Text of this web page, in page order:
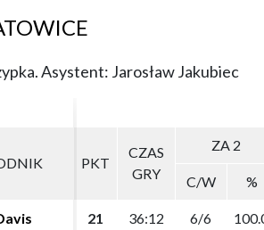
Asystent: Jarosław Jakubiec
PKT
CZAS
GRY
ZA 2
C/W %
21 36:12 6/6
PKT
CZAS
GRY
ZA 2
C/W %
21 36:12 6/6